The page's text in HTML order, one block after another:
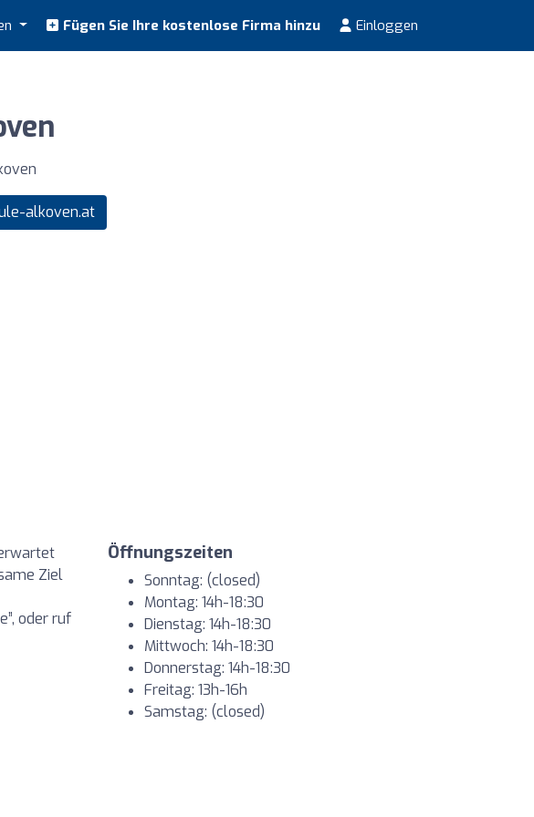
Fügen Sie Ihre kostenlose Firma hinzu Einloggen
alkoven.at
Ziel
oder ruf
Öffnungszeiten
Sonntag: (closed)
Montag: 14h-18:30
Dienstag: 14h-18:30
Mittwoch: 14h-18:30
Donnerstag: 14h-18:30
Freitag: 13h-16h
Samstag: (closed)